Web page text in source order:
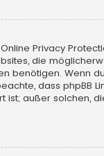
Privacy
die
benötigen. Wenn
dass phpBB
ist; außer solchen,